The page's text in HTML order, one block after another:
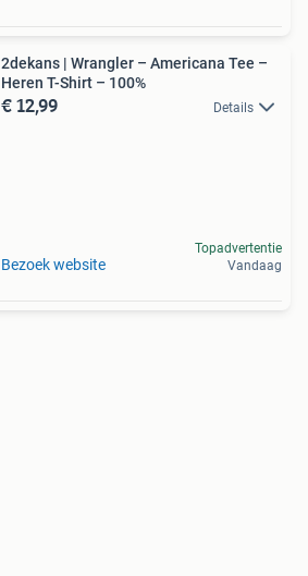
2dekans | Wrangler – Americana Tee –
Heren T-Shirt – 100%
€ 12,99 Details
Bezoek website
Topadvertentie
Vandaag